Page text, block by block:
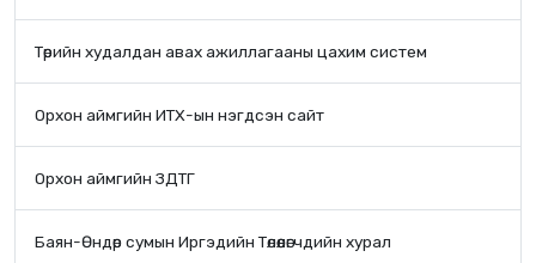
Төрийн худалдан авах ажиллагааны цахим систем
Орхон аймгийн ИТХ-ын нэгдсэн сайт
Орхон аймгийн ЗДТГ
Баян-Өндөр сумын Иргэдийн Төлөөлөгчдийн хурал